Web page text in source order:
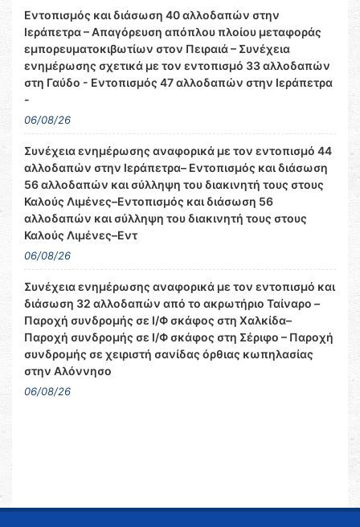
Εντοπισμός και διάσωση 40 αλλοδαπών στην
Ιεράπετρα – Απαγόρευση απόπλου πλοίου μεταφοράς
εμπορευματοκιβωτίων στον Πειραιά – Συνέχεια
ενημέρωσης σχετικά με τον εντοπισμό 33 αλλοδαπών
στη Γαύδο - Εντοπισμός 47 αλλοδαπών στην Ιεράπετρα
-
06/08/26
Συνέχεια ενημέρωσης αναφορικά με τον εντοπισμό 44
αλλοδαπών στην Ιεράπετρα– Εντοπισμός και διάσωση
56 αλλοδαπών και σύλληψη του διακινητή τους στους
Καλούς Λιμένες–Εντοπισμός και διάσωση 56
αλλοδαπών και σύλληψη του διακινητή τους στους
Καλούς Λιμένες–Εντ
06/08/26
Συνέχεια ενημέρωσης αναφορικά με τον εντοπισμό και
διάσωση 32 αλλοδαπών από το ακρωτήριο Ταίναρο –
Παροχή συνδρομής σε Ι/Φ σκάφος στη Χαλκίδα–
Παροχή συνδρομής σε Ι/Φ σκάφος στη Σέριφο – Παροχή
συνδρομής σε χειριστή σανίδας όρθιας κωπηλασίας
στην Αλόννησο
06/08/26